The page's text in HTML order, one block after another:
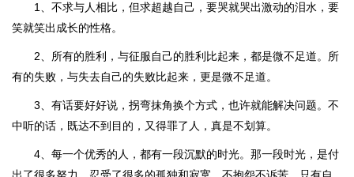
1、不求与人相比，但求超越自己，要哭就哭出激动的泪水，要
笑就笑出成长的性格。
2、所有的胜利，与征服自己的胜利比起来，都是微不足道。所
有的失败，与失去自己的失败比起来，更是微不足道。
3、有话要好好说，拐弯抹角换个方式，也许就能解决问题。不
中听的话，既达不到目的，又得罪了人，真是不划算。
4、每一个优秀的人，都有一段沉默的时光。那一段时光，是付